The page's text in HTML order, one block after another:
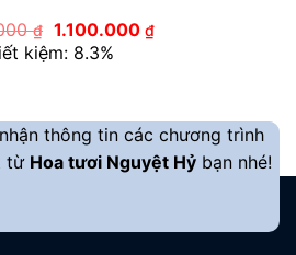
₫ Giá
gốc
là:
1.100.000 ₫Giá
hiện
kiệm: 8.3%
thông tin các chương trình
từ Hoa tươi Nguyệt Hỷ bạn nhé!